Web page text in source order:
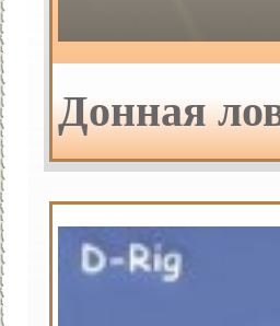
Донная